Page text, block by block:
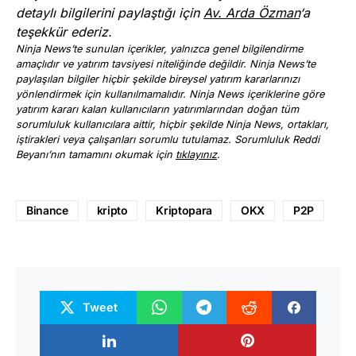
detaylı bilgilerini paylaştığı için Av. Arda Özman‘a
teşekkür ederiz.
Ninja News’te sunulan içerikler, yalnızca genel bilgilendirme
amaçlıdır ve yatırım tavsiyesi niteliğinde değildir. Ninja News’te
paylaşılan bilgiler hiçbir şekilde bireysel yatırım kararlarınızı
yönlendirmek için kullanılmamalıdır. Ninja News içeriklerine göre
yatırım kararı kalan kullanıcıların yatırımlarından doğan tüm
sorumluluk kullanıcılara aittir, hiçbir şekilde Ninja News, ortakları,
iştirakleri veya çalışanları sorumlu tutulamaz. Sorumluluk Reddi
Beyanı’nın tamamını okumak için tıklayınız.
Binance kripto Kriptopara OKX P2P
Tweet